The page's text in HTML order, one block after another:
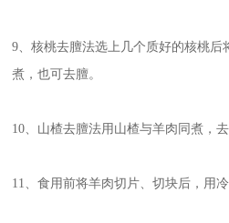
9、核桃去膻法选上几个质好的核桃后
煮，也可去膻。
10、山楂去膻法用山楂与羊肉同煮，
11、食用前将羊肉切片、切块后，用